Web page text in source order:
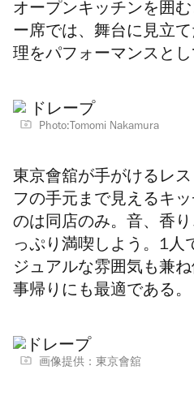
オープンキッチンを囲
ー席では、舞台に見立
理をパフォーマンスとし
Photo:Tomomi Nakamura
東京會舘が手がけるレ
フの手元まで見えるキ
のは同店のみ。音、香
っぷり満喫しよう。1人
ジュアルな雰囲気も兼
事帰りにも最適である。
画像提供：東京會舘